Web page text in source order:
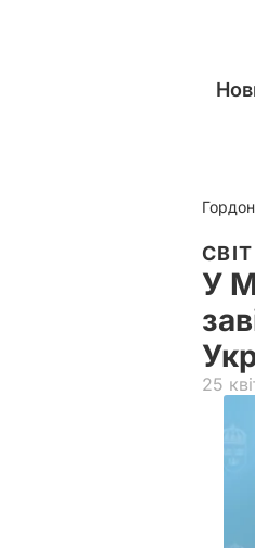
Гордон
СВІТ
У
25